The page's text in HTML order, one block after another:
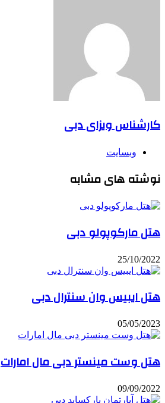
کارشناس ویزای دبی
وبسایت
نوشته های مشابه
هتل مارکوپولو دبی
25/10/2022
هتل ایبیس وان سنترال دبی
05/05/2023
هتل وست مینستر دبی مال امارات
09/09/2022